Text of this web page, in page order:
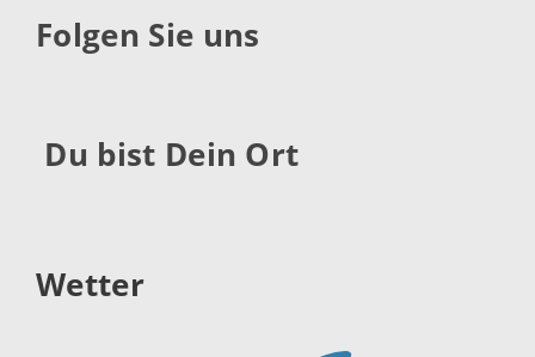
Folgen Sie uns
Du bist Dein Ort
Wetter